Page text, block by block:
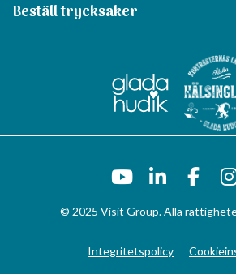
Beställ trycksaker
© 2025 Visit Group. Alla
Integritetspolicy